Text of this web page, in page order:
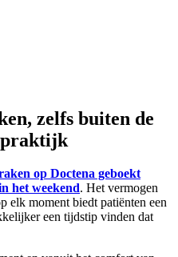
zelfs buiten de
praktijk
op Doctena geboekt
het weekend. Het vermogen
elk moment biedt patiënten een
een tijdstip vinden dat